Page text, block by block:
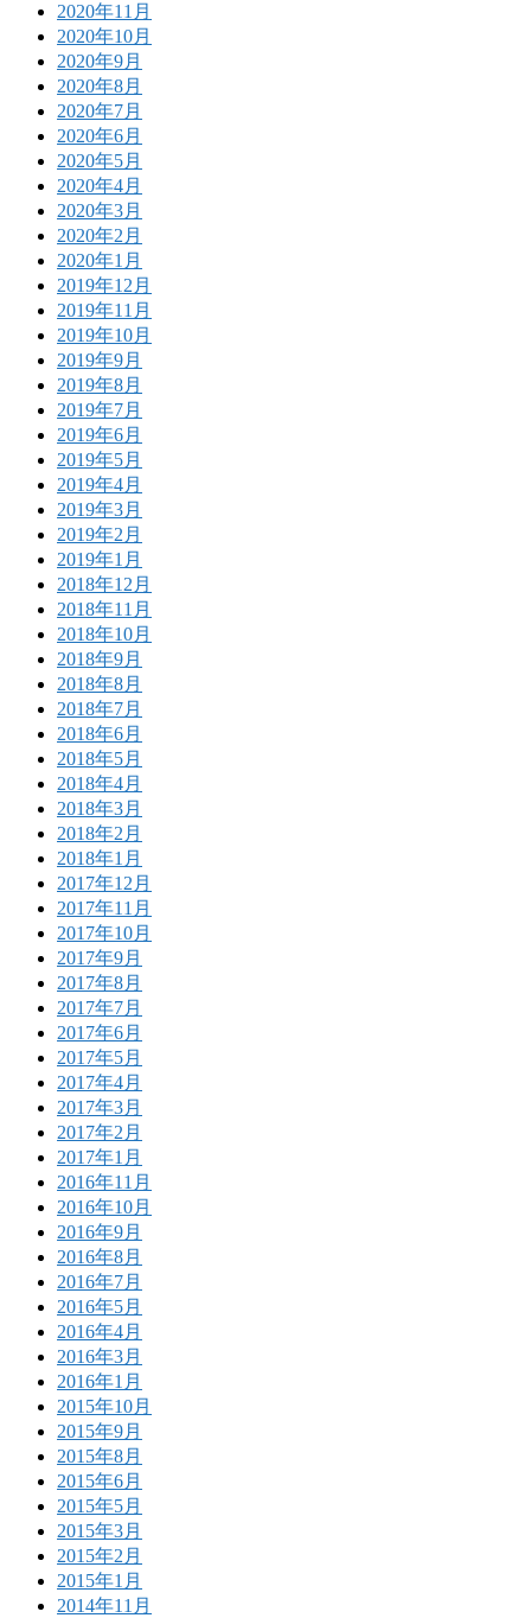
2020年11月
2020年10月
2020年9月
2020年8月
2020年7月
2020年6月
2020年5月
2020年4月
2020年3月
2020年2月
2020年1月
2019年12月
2019年11月
2019年10月
2019年9月
2019年8月
2019年7月
2019年6月
2019年5月
2019年4月
2019年3月
2019年2月
2019年1月
2018年12月
2018年11月
2018年10月
2018年9月
2018年8月
2018年7月
2018年6月
2018年5月
2018年4月
2018年3月
2018年2月
2018年1月
2017年12月
2017年11月
2017年10月
2017年9月
2017年8月
2017年7月
2017年6月
2017年5月
2017年4月
2017年3月
2017年2月
2017年1月
2016年11月
2016年10月
2016年9月
2016年8月
2016年7月
2016年5月
2016年4月
2016年3月
2016年1月
2015年10月
2015年9月
2015年8月
2015年6月
2015年5月
2015年3月
2015年2月
2015年1月
2014年11月